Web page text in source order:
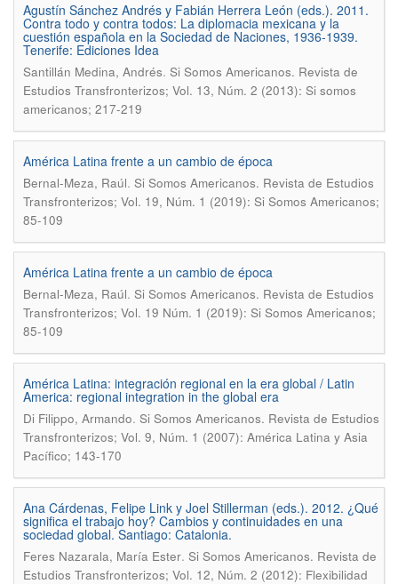
Agustín Sánchez Andrés y Fabián Herrera León (eds.). 2011.
Contra todo y contra todos: La diplomacia mexicana y la
cuestión española en la Sociedad de Naciones, 1936-1939.
Tenerife: Ediciones Idea
Santillán Medina, Andrés. Si Somos Americanos. Revista de
Estudios Transfronterizos; Vol. 13, Núm. 2 (2013): Si somos
americanos; 217-219
América Latina frente a un cambio de época
Bernal-Meza, Raúl. Si Somos Americanos. Revista de Estudios
Transfronterizos; Vol. 19, Núm. 1 (2019): Si Somos Americanos;
85-109
América Latina frente a un cambio de época
Bernal-Meza, Raúl. Si Somos Americanos. Revista de Estudios
Transfronterizos; Vol. 19 Núm. 1 (2019): Si Somos Americanos;
85-109
América Latina: integración regional en la era global / Latin
America: regional integration in the global era
Di Filippo, Armando. Si Somos Americanos. Revista de Estudios
Transfronterizos; Vol. 9, Núm. 1 (2007): América Latina y Asia
Pacífico; 143-170
Ana Cárdenas, Felipe Link y Joel Stillerman (eds.). 2012. ¿Qué
significa el trabajo hoy? Cambios y continuidades en una
sociedad global. Santiago: Catalonia.
Feres Nazarala, María Ester. Si Somos Americanos. Revista de
Estudios Transfronterizos; Vol. 12, Núm. 2 (2012): Flexibilidad